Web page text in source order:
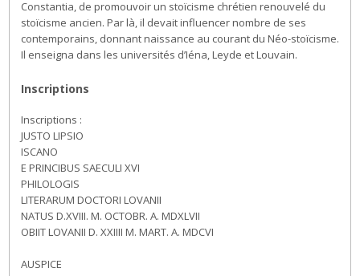
Constantia, de promouvoir un stoïcisme chrétien renouvelé du
stoïcisme ancien. Par là, il devait influencer nombre de ses
contemporains, donnant naissance au courant du Néo-stoïcisme.
Il enseigna dans les universités d’Iéna, Leyde et Louvain.
Inscriptions
Inscriptions :
JUSTO LIPSIO
ISCANO
E PRINCIBUS SAECULI XVI
PHILOLOGIS
LITERARUM DOCTORI LOVANII
NATUS D.XVIII. M. OCTOBR. A. MDXLVII
OBIIT LOVANII D. XXIIII M. MART. A. MDCVI
AUSPICE